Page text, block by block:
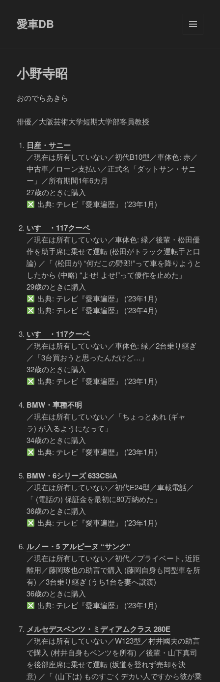
愛車DB
小野寺昭
おのでらあきら
俳優／大阪芸術大学短期大学部客員教授
日産・サニー
／現在は所有していない／初代B10型／車体色: 赤／
中古車／ローン支払い／正式名「ダットサン・サニ
ー」／所有期間1年6カ月
27歳のときに購入
出典: テレビ『愛車遍歴』 (’23年1月)
いすゞ・117クーペ
／現在は所有していない／車体色: 緑／後輩・松田優
作を助手席に乗せて運転 (松田がトラック運転手と口
論) ／「 (松田が) “何だこの野郎!”って車を降りようと
したから (中略) “よせ! よせ!”って優作を止めた」
29歳のときに購入
出典: テレビ『愛車遍歴』 (’23年1月)
出典: テレビ『愛車遍歴』 (’23年4月)
いすゞ・117クーペ
／現在は所有していない／車体色: 緑／2台乗り継ぎ
／「3台買おうと思ったんだけど…」
32歳のときに購入
出典: テレビ『愛車遍歴』 (’23年1月)
BMW・車種不明
／現在は所有していない／「ちょっとあれ (ギャ
ラ) が入るようになって」
34歳のときに購入
出典: テレビ『愛車遍歴』 (’23年1月)
BMW・6シリーズ 633CSiA
／現在は所有していない／初代E24型／車載電話／
「 (電話の) 保証金を最初に80万納めた」
36歳のときに購入
出典: テレビ『愛車遍歴』 (’23年1月)
ルノー・5 アルピーヌ “サンク”
／現在は所有していない／初代／プライベート, 近距
離用／藤岡琢也の助言で購入 (藤岡自身も同型車を所
有) ／3台乗り継ぎ (うち1台を妻へ譲渡)
36歳のときに購入
出典: テレビ『愛車遍歴』 (’23年1月)
メルセデスベンツ・ミディアムクラス 280E
／現在は所有していない／W123型／村井國夫の助言
で購入 (村井自身もベンツを所有) ／後輩・山下真司
を後部座席に乗せて運転 (坂道を登れず売却を決
意) ／「 (山下は) ものすごくデカい人ですから彼が乗